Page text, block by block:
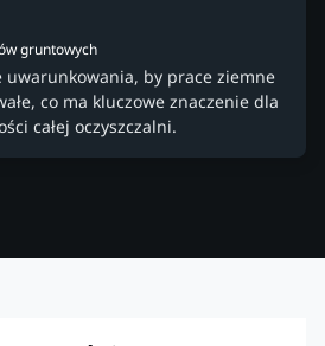
gruntowych
uwarunkowania, by prace ziemne
co ma kluczowe znaczenie dla
całej oczyszczalni.